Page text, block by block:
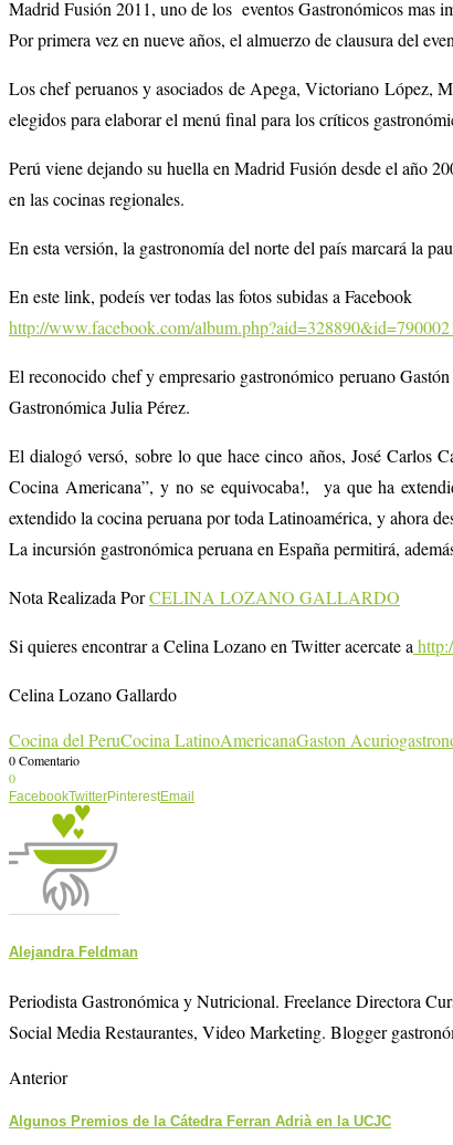
Madrid Fusión 2011, uno de los eventos Gastronómicos mas
Por primera vez en nueve años, el almuerzo de clausura del
Los chef peruanos y asociados de Apega, Victoriano López,
elegidos para elaborar el menú final para los críticos
Perú viene dejando su huella en Madrid Fusión desde el año
en las cocinas regionales.
En esta versión, la gastronomía del norte del país marcará la
En este link, podeís ver todas las fotos subidas a Facebook
http://www.facebook.com/
El reconocido chef y empresario gastronómico peruano
Gastronómica Julia Pérez.
El dialogó versó, sobre lo que hace cinco años, José Carlos
Cocina Americana”, y no se equivocaba!, ya que ha
extendido la cocina peruana por toda Latinoamérica, y ahora
La incursión gastronómica peruana en España permitirá,
Nota Realizada PorCELINA LOZANO GALLARDO
Si quieres encontrar a Celina Lozano en Twitter acercate a
Celina Lozano Gallardo
Cocina del PeruCocina LatinoAmericanaGaston Acurio
0 Comentario
0
FacebookTwitterPinterestEmail
Alejandra Feldman
Periodista Gastronómica y Nutricional. Freelance Directora
Social Media Restaurantes, Video Marketing. Blogger
Anterior
Algunos Premios de la Cátedra Ferran Adrià en la UCJC